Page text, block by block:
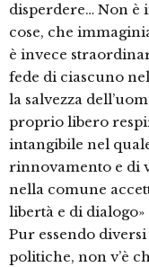
disperdere… Non è
cose, che
è invece
fede di ciascuno
la salvezza
proprio libero
intangibile nel
rinnovamento e di
nella comune
libertà e di dialogo»
Pur essendo
politiche, non v’è